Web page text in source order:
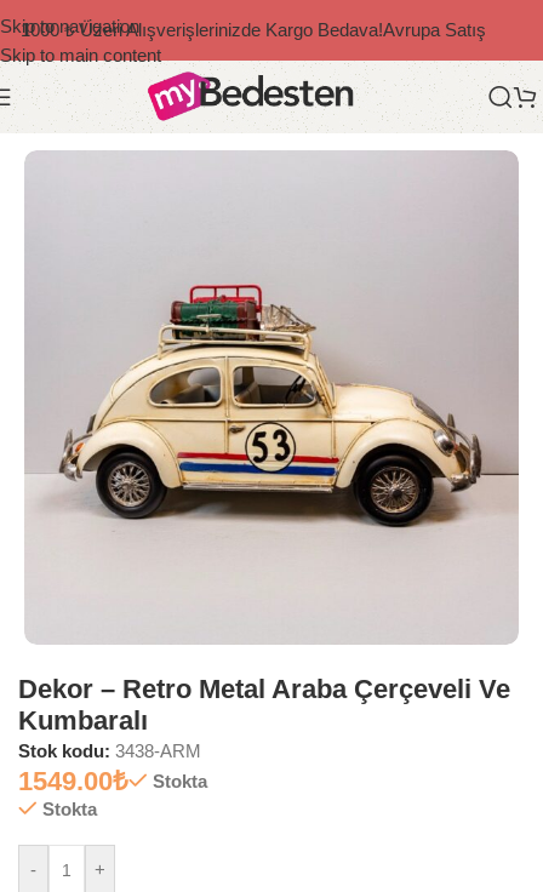
Skip to navigation
Skip to main content
1000 ₺ Üzeri Alışverişlerinizde Kargo Bedava!Avrupa Satış
Ana Sayfa Dekoratif Ürünler / Retro
Dekor – Retro Metal Araba Çerçeveli Ve
Kumbaralı
Stok kodu: 3438-ARM
1549.00₺
Stokta
Stokta
- +